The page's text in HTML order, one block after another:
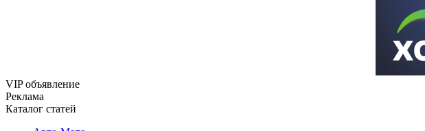
VIP объявление
Реклама
Каталог статей